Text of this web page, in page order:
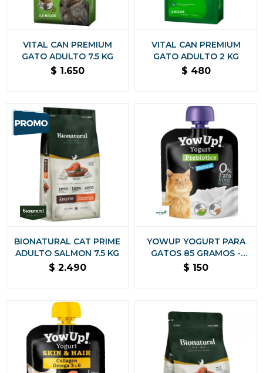
VITAL CAN PREMIUM
GATO ADULTO 7.5 KG
$ 1.650
VITAL CAN PREMIUM
GATO ADULTO 2 KG
$ 480
BIONATURAL CAT PRIME
ADULTO SALMON 7.5 KG
$ 2.490
YOWUP YOGURT PARA
GATOS 85 GRAMOS -
PREBIÓTICOS SABOR
$ 150